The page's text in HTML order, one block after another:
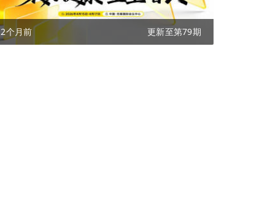
2个月前 更新至第79期